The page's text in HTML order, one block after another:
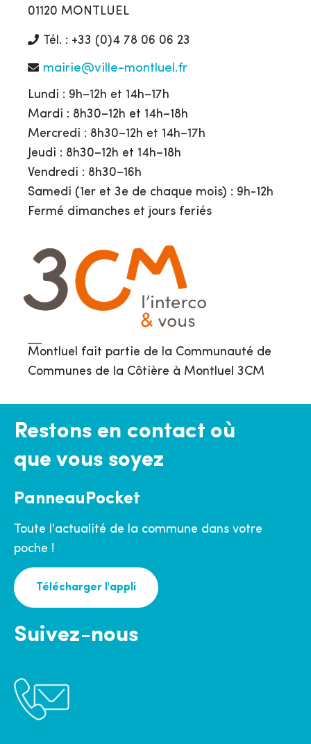
01120 MONTLUEL
Tél. : +33 (0)4 78 06 06 23
mairie@ville-montluel.fr
Lundi : 9h–12h et 14h–17h
Mardi : 8h30–12h et 14h–18h
Mercredi : 8h30–12h et 14h–17h
Jeudi : 8h30–12h et 14h–18h
Vendredi : 8h30–16h
Samedi (1er et 3e de chaque mois) : 9h-12h
Fermé dimanches et jours feriés
Montluel fait partie de la Communauté de
Communes de la Côtière à Montluel 3CM
Restons en contact où
que vous soyez
PanneauPocket
Toute l'actualité de la commune dans votre
poche !
Télécharger l'appli
Suivez-nous